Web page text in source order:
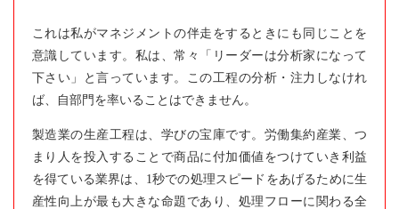
これは私がマネジメントの伴走をするときにも同じことを
意識しています。私は、常々「リーダーは分析家になって
下さい」と言っています。この工程の分析・注力しなけれ
ば、自部門を率いることはできません。
製造業の生産工程は、学びの宝庫です。労働集約産業、つ
まり人を投入することで商品に付加価値をつけていき利益
を得ている業界は、1秒での処理スピードをあげるために生
産性向上が最も大きな命題であり、処理フローに関わる全